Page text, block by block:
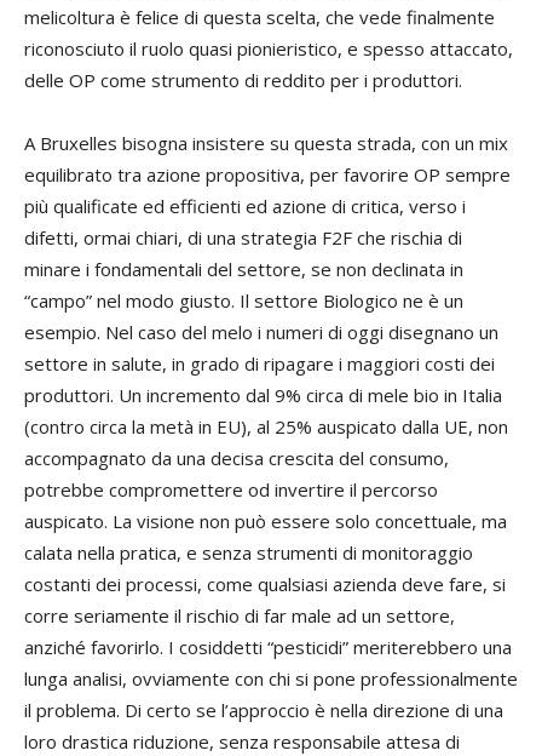
melicoltura è felice di questa scelta, che vede finalmente
riconosciuto il ruolo quasi pionieristico, e spesso attaccato,
delle OP come strumento di reddito per i produttori.
A Bruxelles bisogna insistere su questa strada, con un mix
equilibrato tra azione propositiva, per favorire OP sempre
più qualificate ed efficienti ed azione di critica, verso i
difetti, ormai chiari, di una strategia F2F che rischia di
minare i fondamentali del settore, se non declinata in
“campo” nel modo giusto. Il settore Biologico ne è un
esempio. Nel caso del melo i numeri di oggi disegnano un
settore in salute, in grado di ripagare i maggiori costi dei
produttori. Un incremento dal 9% circa di mele bio in Italia
(contro circa la metà in EU), al 25% auspicato dalla UE, non
accompagnato da una decisa crescita del consumo,
potrebbe compromettere od invertire il percorso
auspicato. La visione non può essere solo concettuale, ma
calata nella pratica, e senza strumenti di monitoraggio
costanti dei processi, come qualsiasi azienda deve fare, si
corre seriamente il rischio di far male ad un settore,
anziché favorirlo. I cosiddetti “pesticidi” meriterebbero una
lunga analisi, ovviamente con chi si pone professionalmente
il problema. Di certo se l’approccio è nella direzione di una
loro drastica riduzione, senza responsabile attesa di